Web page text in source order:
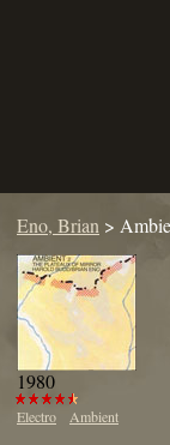
Eno, Brian >
1980
Electro Ambient